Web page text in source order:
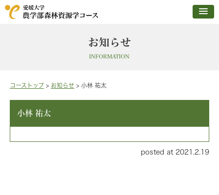
お知らせ
INFORMATION
コーストップ > お知らせ > 小林 祐太
小林 祐太
posted at 2021.2.19